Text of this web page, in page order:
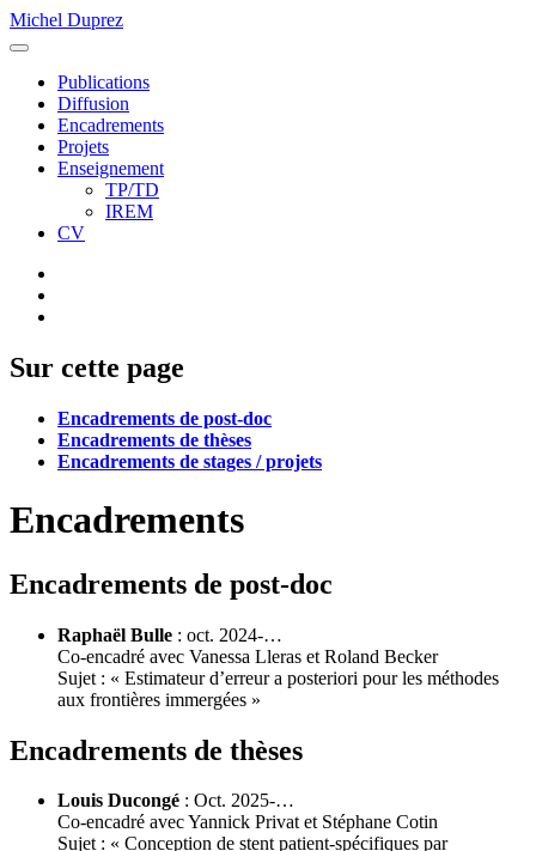
Michel Duprez
Publications
Diffusion
Encadrements
Projets
Enseignement
TP/TD
IREM
CV
Sur cette page
Encadrements de post-doc
Encadrements de thèses
Encadrements de stages / projets
Encadrements
Encadrements de post-doc
Raphaël Bulle : oct. 2024-…
Co-encadré avec Vanessa Lleras et Roland Becker
Sujet : « Estimateur d’erreur a posteriori pour les méthodes
aux frontières immergées »
Encadrements de thèses
Louis Ducongé : Oct. 2025-…
Co-encadré avec Yannick Privat et Stéphane Cotin
Sujet : « Conception de stent patient-spécifiques par